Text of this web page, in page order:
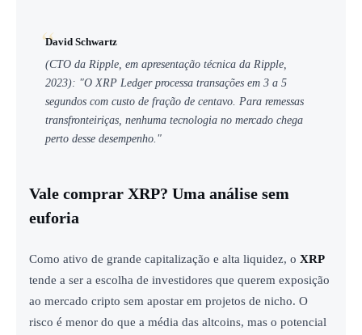
David Schwartz
(CTO da Ripple, em apresentação técnica da Ripple,
2023): "O XRP Ledger processa transações em 3 a 5
segundos com custo de fração de centavo. Para remessas
transfronteiriças, nenhuma tecnologia no mercado chega
perto desse desempenho."
Vale comprar XRP? Uma análise sem
euforia
Como ativo de grande capitalização e alta liquidez, o XRP
tende a ser a escolha de investidores que querem exposição
ao mercado cripto sem apostar em projetos de nicho. O
risco é menor do que a média das altcoins, mas o potencial